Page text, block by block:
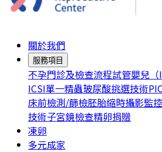
關於我們
服務項目
不孕門診及檢查流程試管嬰兒（
ICSI單一精蟲玻尿酸挑選技術
床前檢測/篩檢胚胎縮時攝影監
技術子宮鏡檢查精卵捐贈
凍卵
多元成家